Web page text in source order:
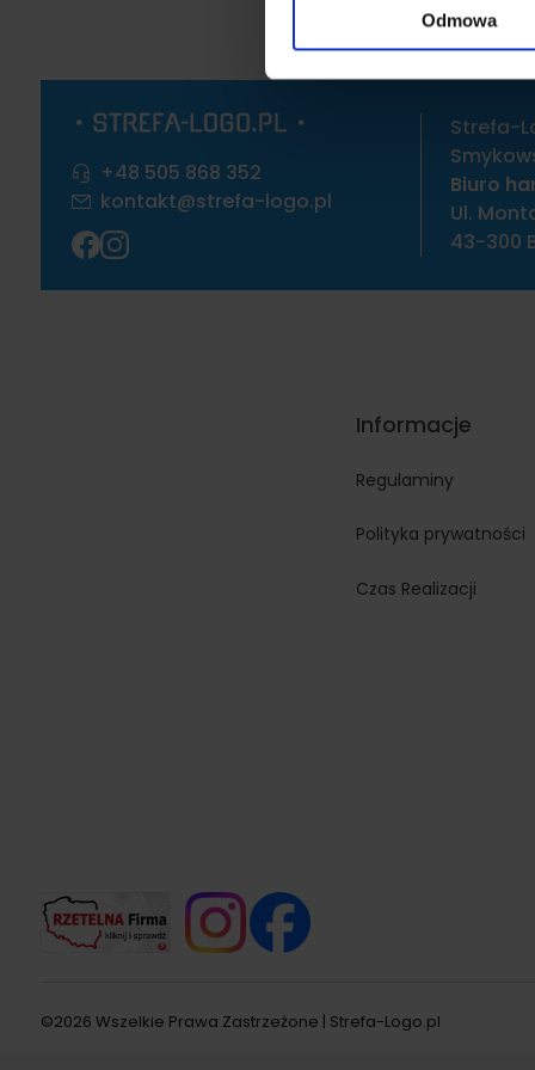
reklamowym i
Odmowa
+48 505 868 352
kontakt@strefa-logo.pl
Strefa-
Biuro
Ul.
43-300
Informacje
Regulaminy
Polityka prywatności
Czas Realizacji
©2026 Wszelkie Prawa Zastrzeżone | Strefa-Logo.pl